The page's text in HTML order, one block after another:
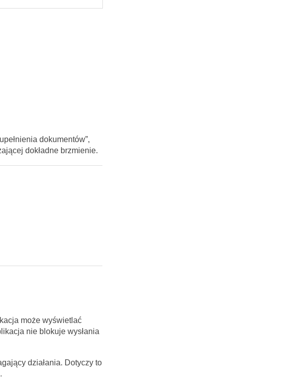
dokumentów”,
dokładne brzmienie.
może wyświetlać
nie blokuje wysłania
działania. Dotyczy to